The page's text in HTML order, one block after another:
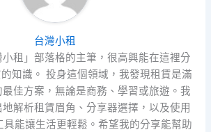
台灣小租
租」部落格的主筆，很高興能在這裡分
知識。 投身這個領域，我發現租賃是滿
佳方案，無論是商務、學習或旅遊。我
解析租賃眉角、分享器選擇，以及使用
具能讓生活更輕鬆。希望我的分享能幫助